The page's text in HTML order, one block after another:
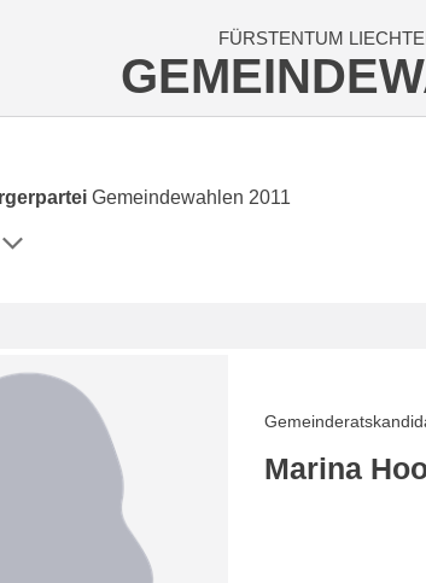
FÜRSTENTUM
Gemeindewahlen 2011
Marina